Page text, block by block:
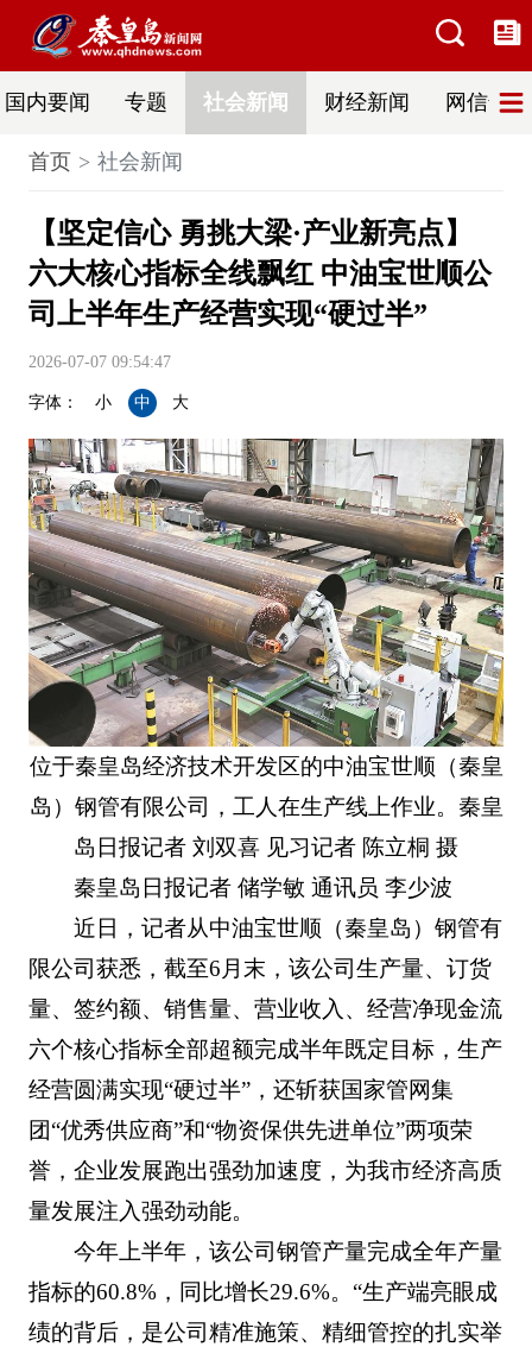
国内要闻 专题 社会新闻 财经新闻 网信普法
首页 社会新闻
​【坚定信心 勇挑大梁·产业新亮点】
六大核心指标全线飘红 中油宝世顺公
司上半年生产经营实现“硬过半”
2026-07-07 09:54:47
字体： 小 中 大
位于秦皇岛经济技术开发区的中油宝世顺（秦皇
岛）钢管有限公司，工人在生产线上作业。 秦皇
岛日报记者 刘双喜 见习记者 陈立桐 摄
秦皇岛日报记者 储学敏 通讯员 李少波
近日，记者从中油宝世顺（秦皇岛）钢管有
限公司获悉，截至6月末，该公司生产量、订货
量、签约额、销售量、营业收入、经营净现金流
六个核心指标全部超额完成半年既定目标，生产
经营圆满实现“硬过半”，还斩获国家管网集
团“优秀供应商”和“物资保供先进单位”两项荣
誉，企业发展跑出强劲加速度，为我市经济高质
量发展注入强劲动能。
今年上半年，该公司钢管产量完成全年产量
指标的60.8%，同比增长29.6%。“生产端亮眼成
绩的背后，是公司精准施策、精细管控的扎实举